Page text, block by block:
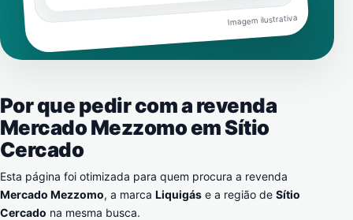
Imagem ilustrativa
Por que pedir com a revenda
Mercado Mezzomo emSítio
Cercado
Esta página foi otimizada para quem procura a revenda
Mercado Mezzomo, a marca Liquigás e a região de Sítio
Cercado na mesma busca.